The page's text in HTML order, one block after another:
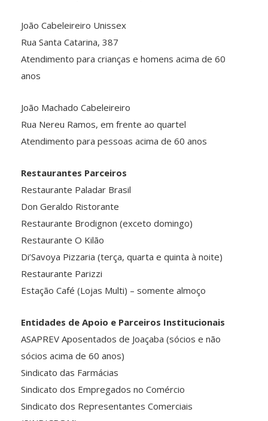
João Cabeleireiro Unissex
Rua Santa Catarina, 387
Atendimento para crianças e homens acima de 60
anos
João Machado Cabeleireiro
Rua Nereu Ramos, em frente ao quartel
Atendimento para pessoas acima de 60 anos
Restaurantes Parceiros
Restaurante Paladar Brasil
Don Geraldo Ristorante
Restaurante Brodignon (exceto domingo)
Restaurante O Kilão
Di’Savoya Pizzaria (terça, quarta e quinta à noite)
Restaurante Parizzi
Estação Café (Lojas Multi) – somente almoço
Entidades de Apoio e Parceiros Institucionais
ASAPREV Aposentados de Joaçaba (sócios e não
sócios acima de 60 anos)
Sindicato das Farmácias
Sindicato dos Empregados no Comércio
Sindicato dos Representantes Comerciais